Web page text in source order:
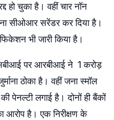
हो चुका है। वहीं चार नॉन
सीओआर सरेंडर कर दिया है।
भी जारी किया है।
पर आरबीआई ने 1 करोड़
ठोका है। वहीं जना स्मॉल
पेनल्टी लगाई है। दोनों ही बैंकों
आरोप है। एक निरीक्षण के